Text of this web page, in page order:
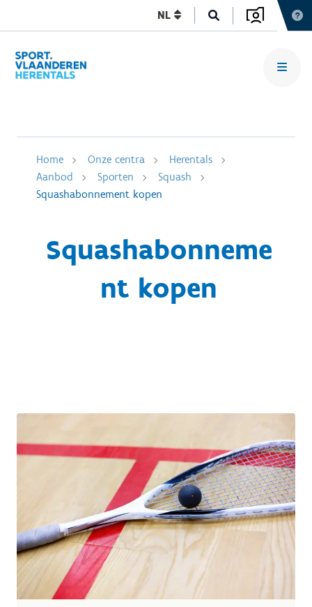
NL
Home Onze centra
Herentals
Aanbod
Sporten
Squash
Squashabonnement kopen
Squashabonneme
nt kopen